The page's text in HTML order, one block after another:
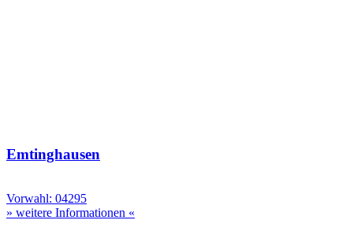
Emtinghausen
Vorwahl: 04295
» weitere Informationen «